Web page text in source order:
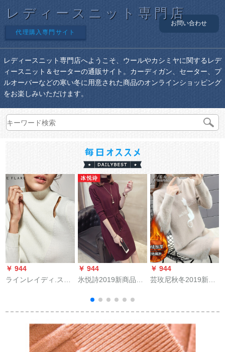
レディースニット専門店
代理購入専門サイト
お問い合わせ
レディースニット専門店へようこそ、ウールやカシミヤに関するレデ
ィースニット＆セーターの通販サイト。カーディガン、セーター、プ
ルオーバーなどの寒い冬に用意された商品のオンラインショッピング
をお楽しみいただけます。
￥ 944
ラインレイディ.スネ
ワークの肩抜抜け
￥ 944
氷悦詩2019新商品の
トールの頭女は秋冬
に厚いレインナ韓国
ファンシーゴルフル
ゴゴルゴルフルゴゴ
ルゴルフルフルフル
￥ 944
芸玫尼秋冬2019新着
性セストのアウトレ
ット55